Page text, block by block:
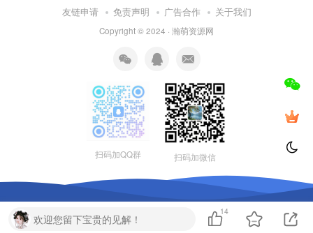
友链申请 免责声明 广告合作 关于我们
Copyright © 2024 · 瀚萌资源网
扫码加QQ群 扫码加微信
欢迎您留下宝贵的见解！
14